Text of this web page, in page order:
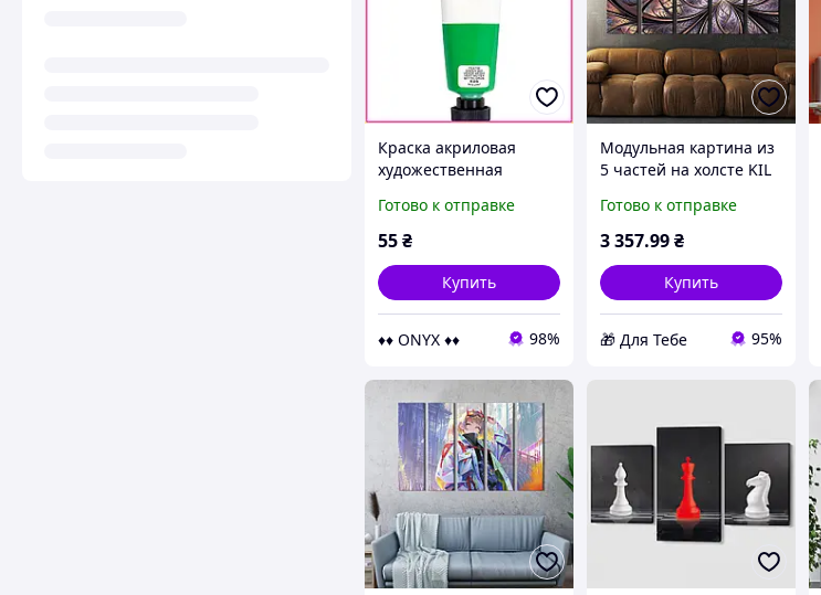
Краска акриловая
художественная
Green Mid зеленый
цвет в тюбике 75 мл
Готово к отправке
55₴
Купить
♦♦ ONYX ♦♦ 98%
Модульная картина из
5 частей на холсте KIL
бабочки 155x95 см (14-
51) D6-2026
Готово к отправке
3 357.99₴
Купить
🎁 Для Тебе 95%